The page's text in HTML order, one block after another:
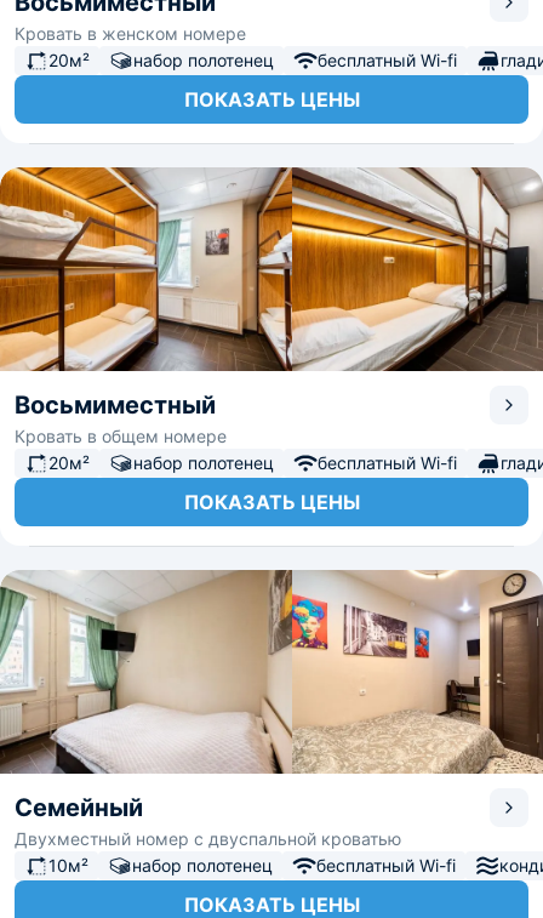
Кровать в женском номере
20м²
набор полотенец бесплатный Wi-fi
ПОКАЗАТЬ ЦЕНЫ
Восьмиместный
Кровать в общем номере
20м²
набор полотенец бесплатный Wi-fi
ПОКАЗАТЬ ЦЕНЫ
Семейный
Двухместный номер с двуспальной кроватью
10м²
набор полотенец бесплатный Wi-fi
ПОКАЗАТЬ ЦЕНЫ